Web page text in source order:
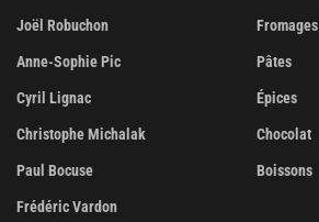
Joël Robuchon
Anne-Sophie Pic
Cyril Lignac
Christophe Michalak
Paul Bocuse
Frédéric Vardon
Fromages
Pâtes
Épices
Chocolat
Boissons